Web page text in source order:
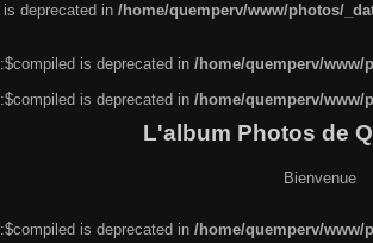
deprecated in /home/quemperv/www/photos/
is deprecated in /home/quemperv/
is deprecated in /home/quemperv/
L'album Photos de
Bienvenue
is deprecated in /home/quemperv/